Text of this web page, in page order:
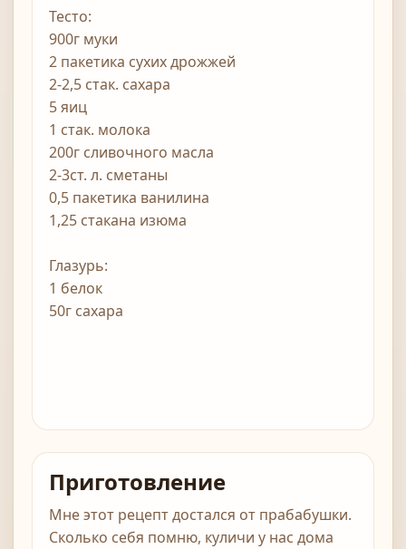
Тесто:
900г муки
2 пакетика сухих дрожжей
2-2,5 стак. сахара
5 яиц
1 стак. молока
200г сливочного масла
2-3ст. л. сметаны
0,5 пакетика ванилина
1,25 стакана изюма
Глазурь:
1 белок
50г сахара
Приготовление
Мне этот рецепт достался от прабабушки.
Сколько себя помню, куличи у нас дома